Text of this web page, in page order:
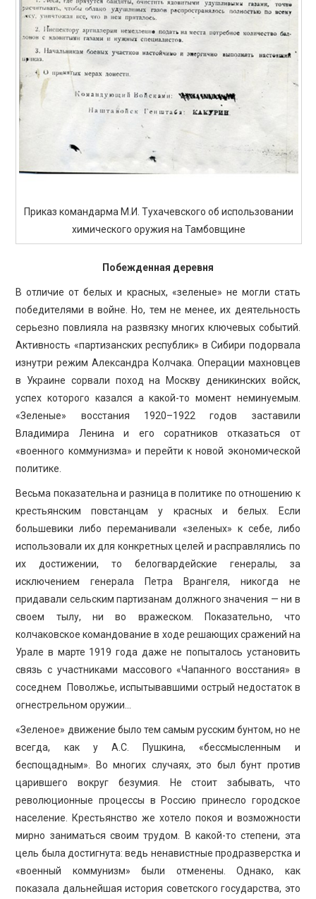
Приказ командарма М.И. Тухачевского об использовании
химического оружия на Тамбовщине
Побежденная деревня
В отличие от белых и красных, «зеленые» не могли стать
победителями в войне. Но, тем не менее, их деятельность
серьезно повлияла на развязку многих ключевых событий.
Активность «партизанских республик» в Сибири подорвала
изнутри режим Александра Колчака. Операции махновцев
в Украине сорвали поход на Москву деникинских войск,
успех которого казался а какой-то момент неминуемым.
«Зеленые» восстания 1920–1922 годов заставили
Владимира Ленина и его соратников отказаться от
«военного коммунизма» и перейти к новой экономической
политике.
Весьма показательна и разница в политике по отношению к
крестьянским повстанцам у красных и белых. Если
большевики либо переманивали «зеленых» к себе, либо
использовали их для конкретных целей и расправлялись по
их достижении, то белогвардейские генералы, за
исключением генерала Петра Врангеля, никогда не
придавали сельским партизанам должного значения — ни в
своем тылу, ни во вражеском. Показательно, что
колчаковское командование в ходе решающих сражений на
Урале в марте 1919 года даже не попыталось установить
связь с участниками массового «Чапанного восстания» в
соседнем Поволжье, испытывавшими острый недостаток в
огнестрельном оружии…
«Зеленое» движение было тем самым русским бунтом, но не
всегда, как у А.С. Пушкина, «бессмысленным и
беспощадным». Во многих случаях, это был бунт против
царившего вокруг безумия. Не стоит забывать, что
революционные процессы в Россию принесло городское
население. Крестьянство же хотело покоя и возможности
мирно заниматься своим трудом. В какой-то степени, эта
цель была достигнута: ведь ненавистные продразверстка и
«военный коммунизм» были отменены. Однако, как
показала дальнейшая история советского государства, это